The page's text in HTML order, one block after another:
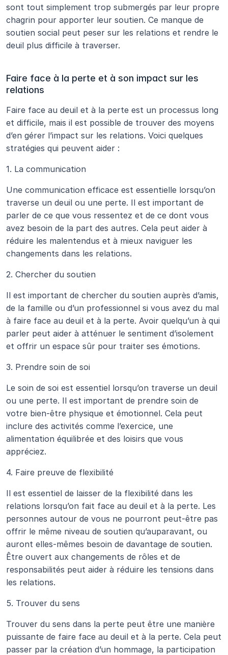
sont tout simplement trop submergés par leur propre
chagrin pour apporter leur soutien. Ce manque de
soutien social peut peser sur les relations et rendre le
deuil plus difficile à traverser.
Faire face à la perte et à son impact sur les
relations
Faire face au deuil et à la perte est un processus long
et difficile, mais il est possible de trouver des moyens
d’en gérer l’impact sur les relations. Voici quelques
stratégies qui peuvent aider :
1. La communication
Une communication efficace est essentielle lorsqu’on
traverse un deuil ou une perte. Il est important de
parler de ce que vous ressentez et de ce dont vous
avez besoin de la part des autres. Cela peut aider à
réduire les malentendus et à mieux naviguer les
changements dans les relations.
2. Chercher du soutien
Il est important de chercher du soutien auprès d’amis,
de la famille ou d’un professionnel si vous avez du mal
à faire face au deuil et à la perte. Avoir quelqu’un à qui
parler peut aider à atténuer le sentiment d’isolement
et offrir un espace sûr pour traiter ses émotions.
3. Prendre soin de soi
Le soin de soi est essentiel lorsqu’on traverse un deuil
ou une perte. Il est important de prendre soin de
votre bien-être physique et émotionnel. Cela peut
inclure des activités comme l’exercice, une
alimentation équilibrée et des loisirs que vous
appréciez.
4. Faire preuve de flexibilité
Il est essentiel de laisser de la flexibilité dans les
relations lorsqu’on fait face au deuil et à la perte. Les
personnes autour de vous ne pourront peut-être pas
offrir le même niveau de soutien qu’auparavant, ou
auront elles-mêmes besoin de davantage de soutien.
Être ouvert aux changements de rôles et de
responsabilités peut aider à réduire les tensions dans
les relations.
5. Trouver du sens
Trouver du sens dans la perte peut être une manière
puissante de faire face au deuil et à la perte. Cela peut
passer par la création d’un hommage, la participation